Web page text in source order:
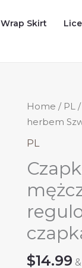
Wrap Skirt
Home / PL
herbem
PL
$14.99